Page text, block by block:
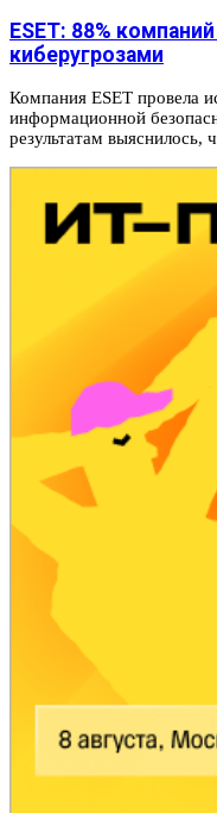
ESET: 88%
киберугрозами
Компания ESET провела
информационной
результатам выяснилось,